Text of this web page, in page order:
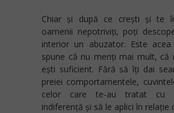
Chiar și după ce crești și te
oamenii nepotriviți, poți
interior un abuzator. Este
spune că nu meriți mai mult, că
ești suficient. Fără să îți dai
preiei comportamentele,
celor care te-au tratat cu
indiferență și să le aplici în relație